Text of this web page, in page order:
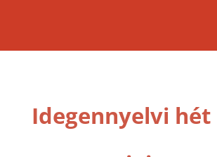
Idegennyelvi hét